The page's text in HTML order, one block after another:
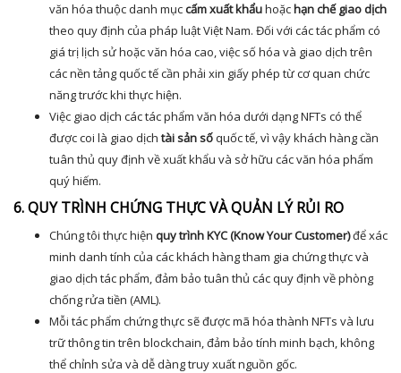
văn hóa thuộc danh mụccấm xuất khẩuhoặchạn chế giao dịch
theo quy định của pháp luật Việt Nam. Đối với các tác phẩm có
giá trị lịch sử hoặc văn hóa cao, việc số hóa và giao dịch trên
các nền tảng quốc tế cần phải xin giấy phép từ cơ quan chức
năng trước khi thực hiện.
Việc giao dịch các tác phẩm văn hóa dưới dạng NFTs có thể
được coi là giao dịchtài sản sốquốc tế, vì vậy khách hàng cần
tuân thủ quy định về xuất khẩu và sở hữu các văn hóa phẩm
quý hiếm.
6. QUY TRÌNH CHỨNG THỰC VÀ QUẢN LÝ RỦI RO
Chúng tôi thực hiện quy trình KYC (Know Your Customer)để xác
minh danh tính của các khách hàng tham gia chứng thực và
giao dịch tác phẩm, đảm bảo tuân thủ các quy định về phòng
chống rửa tiền (AML).
Mỗi tác phẩm chứng thực sẽ được mã hóa thành NFTs và lưu
trữ thông tin trên blockchain, đảm bảo tính minh bạch, không
thể chỉnh sửa và dễ dàng truy xuất nguồn gốc.